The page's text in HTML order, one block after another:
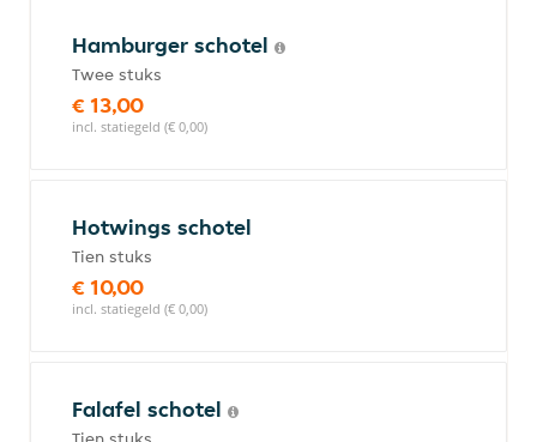
Hamburger schotel
Twee stuks
€ 13,00
incl. statiegeld (€ 0,00)
Hotwings schotel
Tien stuks
€ 10,00
incl. statiegeld (€ 0,00)
Falafel schotel